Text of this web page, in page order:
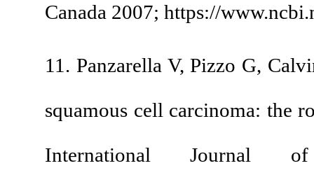
Canada 2007;
11. Panzarella V,
squamous cell
International